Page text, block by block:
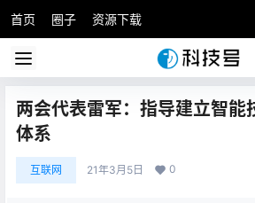
首页 圈子 资源下载
两会代表雷军：指导建立智能
体系
互联网 21年3月5日 0